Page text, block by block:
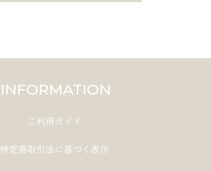
INFORMATION
ご利用ガイド
特定商取引法に基づく表示